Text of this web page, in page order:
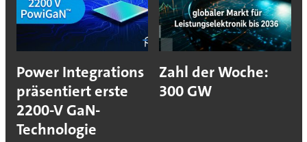
Power Integrations
präsentiert erste
2200-V GaN-
Technologie
Zahl der Woche:
300 GW